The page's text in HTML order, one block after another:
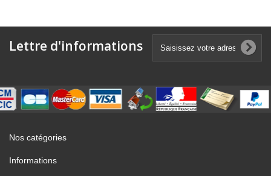
Lettre d'informations
Nos catégories
Informations